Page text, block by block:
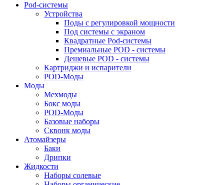
Pod-системы
Устройства
Поды с регулировкой мощности
Под системы с экраном
Квадратные Pod-системы
Премиальные POD - системы
Дешевые POD - системы
Картриджи и испарители
POD-Моды
Моды
Мехмоды
Бокс моды
POD-Моды
Базовые наборы
Сквонк моды
Атомайзеры
Баки
Дрипки
Жидкости
Наборы солевые